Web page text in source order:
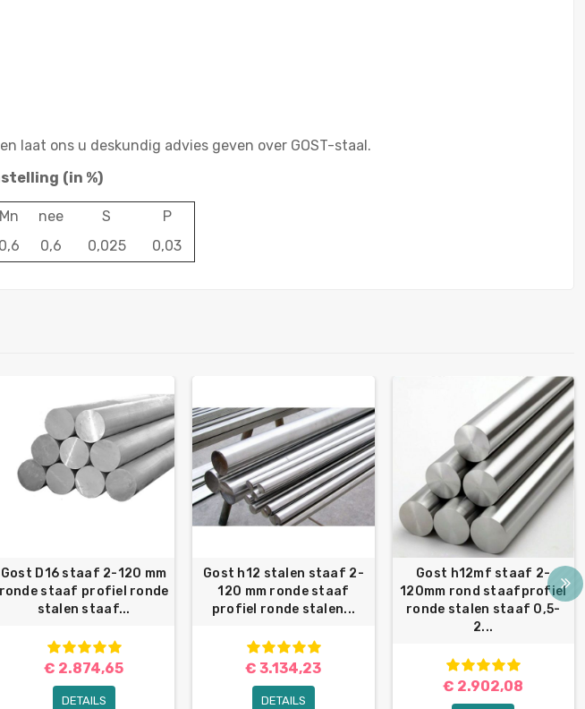
laat ons u deskundig advies geven over GOST-staal.
(in %)
Mn nee S
P
0,6 0,6 0,025 0,03
Gost D16 staaf 2-120 mm
ronde staaf profiel ronde
stalen staaf...
€ 2.874,65
DETAILS
Gost h12 stalen staaf 2-
120 mm ronde staaf
profiel ronde stalen...
€ 3.134,23
DETAILS
Gost h12mf staaf 2-
120mm rond staafprofiel
ronde stalen staaf 0,5-
2...
€ 2.902,08